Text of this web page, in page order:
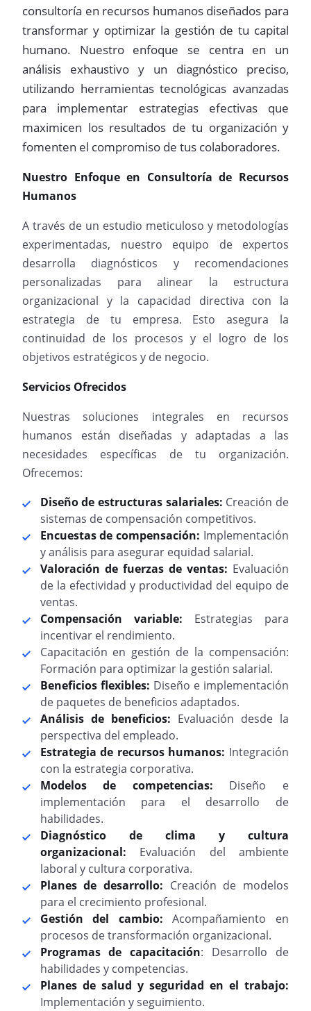
consultoría en recursos humanos diseñados para
transformar y optimizar la gestión de tu capital
humano. Nuestro enfoque se centra en un
análisis exhaustivo y un diagnóstico preciso,
utilizando herramientas tecnológicas avanzadas
para implementar estrategias efectivas que
maximicen los resultados de tu organización y
fomenten el compromiso de tus colaboradores.
Nuestro Enfoque en Consultoría de Recursos
Humanos
A través de un estudio meticuloso y metodologías
experimentadas, nuestro equipo de expertos
desarrolla diagnósticos y recomendaciones
personalizadas para alinear la estructura
organizacional y la capacidad directiva con la
estrategia de tu empresa. Esto asegura la
continuidad de los procesos y el logro de los
objetivos estratégicos y de negocio.
Servicios Ofrecidos
Nuestras soluciones integrales en recursos
humanos están diseñadas y adaptadas a las
necesidades específicas de tu organización.
Ofrecemos:
Diseño de estructuras salariales: Creación de
sistemas de compensación competitivos.
Encuestas de compensación: Implementación
y análisis para asegurar equidad salarial.
Valoración de fuerzas de ventas: Evaluación
de la efectividad y productividad del equipo de
ventas.
Compensación variable: Estrategias para
incentivar el rendimiento.
Capacitación en gestión de la compensación:
Formación para optimizar la gestión salarial.
Beneficios flexibles: Diseño e implementación
de paquetes de beneficios adaptados.
Análisis de beneficios: Evaluación desde la
perspectiva del empleado.
Estrategia de recursos humanos: Integración
con la estrategia corporativa.
Modelos de competencias: Diseño e
implementación para el desarrollo de
habilidades.
Diagnóstico de clima y cultura
organizacional: Evaluación del ambiente
laboral y cultura corporativa.
Planes de desarrollo: Creación de modelos
para el crecimiento profesional.
Gestión del cambio:Acompañamiento en
procesos de transformación organizacional.
Programas de capacitación: Desarrollo de
habilidades y competencias.
Planes de salud y seguridad en el trabajo:
Implementación y seguimiento.